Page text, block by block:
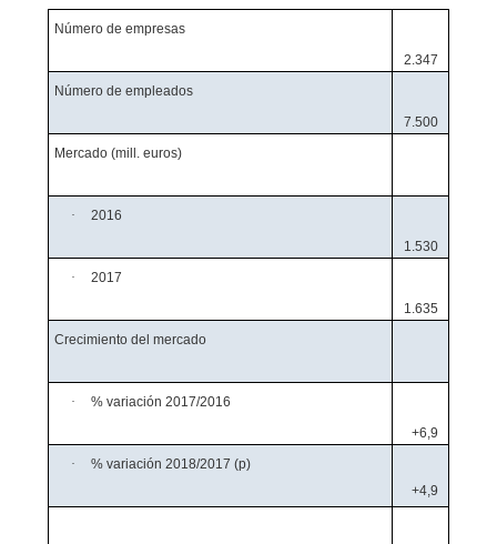
Número de empresas
2.347
Número de empleados
7.500
Mercado (mill. euros)
·
2016
1.530
·
2017
1.635
Crecimiento del mercado
·
% variación 2017/2016
+6,9
·
% variación 2018/2017 (p)
+4,9